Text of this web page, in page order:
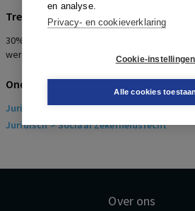
en analyse.
Privacy- en cookieverklaring
Cookie-instellingen
Alle cookies toestaan
Trefwoorden
30%-regeling, 150 kilometer,
werknemers, belemmeringen
Onderwerpen
Juridisch> Arbeidsrecht
Juridisch> Sociaal Zekerheidsrecht
Over ons